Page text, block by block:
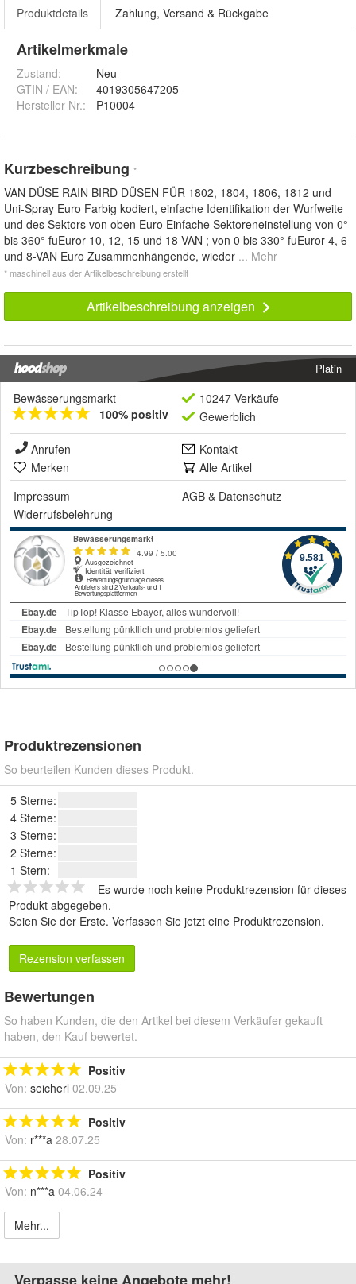
Produktdetails Zahlung, Versand & Rückgabe
Artikelmerkmale
Zustand:
Neu
GTIN / EAN:
4019305647205
Hersteller Nr.:
P10004
Kurzbeschreibung *
VAN DÜSE RAIN BIRD DÜSEN FÜR 1802, 1804, 1806, 1812 und
Uni-Spray Euro Farbig kodiert, einfache Identifikation der Wurfweite
und des Sektors von oben Euro Einfache Sektoreneinstellung von 0°
bis 360° fuEuror 10, 12, 15 und 18-VAN ; von 0 bis 330° fuEuror 4, 6
und 8-VAN Euro Zusammenhängende, wieder ... Mehr
* maschinell aus der Artikelbeschreibung erstellt
Artikelbeschreibung anzeigen
Platin
Bewässerungsmarkt
100% positiv
10247 Verkäufe
Gewerblich
Anrufen
Kontakt
Merken
Alle Artikel
Impressum
AGB & Datenschutz
Widerrufsbelehrung
Produktrezensionen
So beurteilen Kunden dieses Produkt.
5 Sterne:
4 Sterne:
3 Sterne:
2 Sterne:
1 Stern:
Es wurde noch keine Produktrezension für dieses
Produkt abgegeben.
Seien Sie der Erste. Verfassen Sie jetzt eine Produktrezension.
Rezension verfassen
Bewertungen
So haben Kunden, die den Artikel bei diesem Verkäufer gekauft
haben, den Kauf bewertet.
Positiv
Von: seicherl 02.09.25
Positiv
Von: r***a 28.07.25
Positiv
Von: n***a 04.06.24
Mehr...